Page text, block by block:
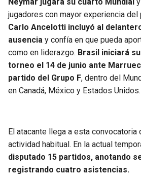
BUCCANEERS
Neymar jugará su cuarto Mundial
jugadores con mayor experiencia del
Carlo Ancelotti incluyó al
ausencia y confía en que pueda
como en liderazgo. Brasil iniciará
torneo el 14 de junio ante
partido del Grupo F, dentro del
en Canadá, México y Estados Unidos.
El atacante llega a esta
actividad habitual. En la actual
disputado 15 partidos, anotando
registrando cuatro asistencias.